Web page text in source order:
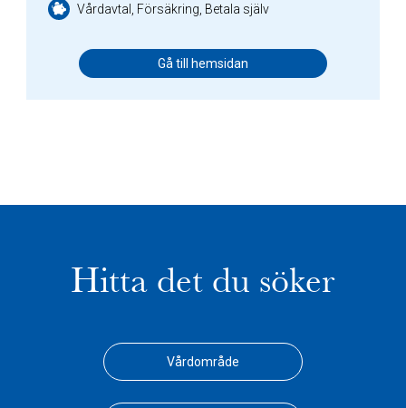
Vårdavtal, Försäkring, Betala själv
Gå till hemsidan
Hitta det du söker
Vårdområde